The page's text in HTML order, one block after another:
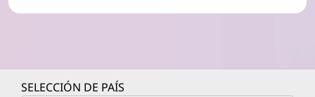
SELECCIÓN DE PAÍS